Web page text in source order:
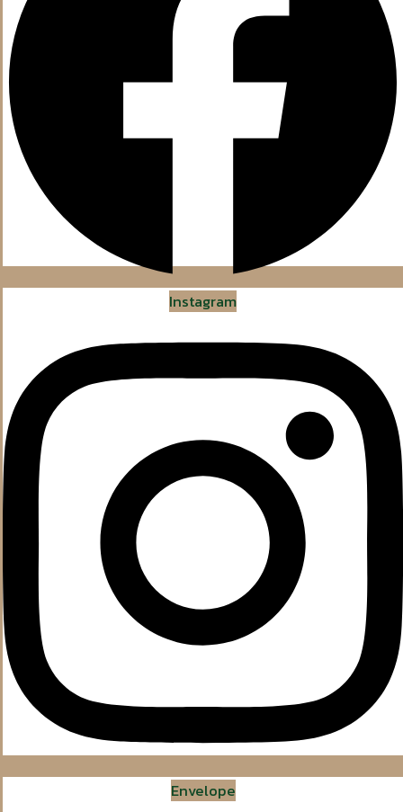
Instagram
Envelope